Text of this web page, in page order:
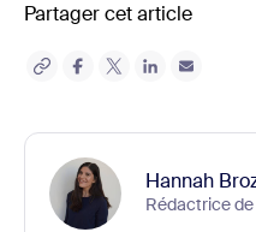
Partager cet article
Hannah
Rédactrice